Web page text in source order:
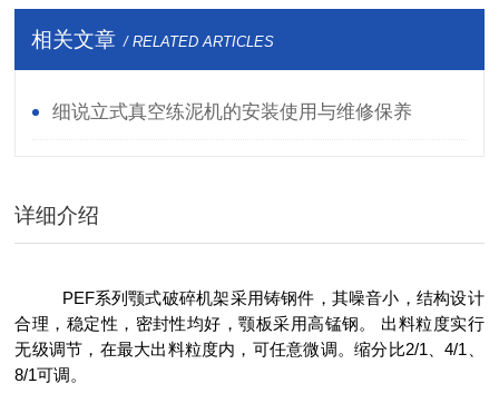
相关文章 / RELATED ARTICLES
细说立式真空练泥机的安装使用与维修保养
详细介绍
PEF系列颚式破碎机架采用铸钢件，其噪音小，结构设计
合理，稳定性，密封性均好，颚板采用高锰钢。 出料粒度实行
无级调节，在最大出料粒度内，可任意微调。缩分比2/1、4/1、
8/1可调。